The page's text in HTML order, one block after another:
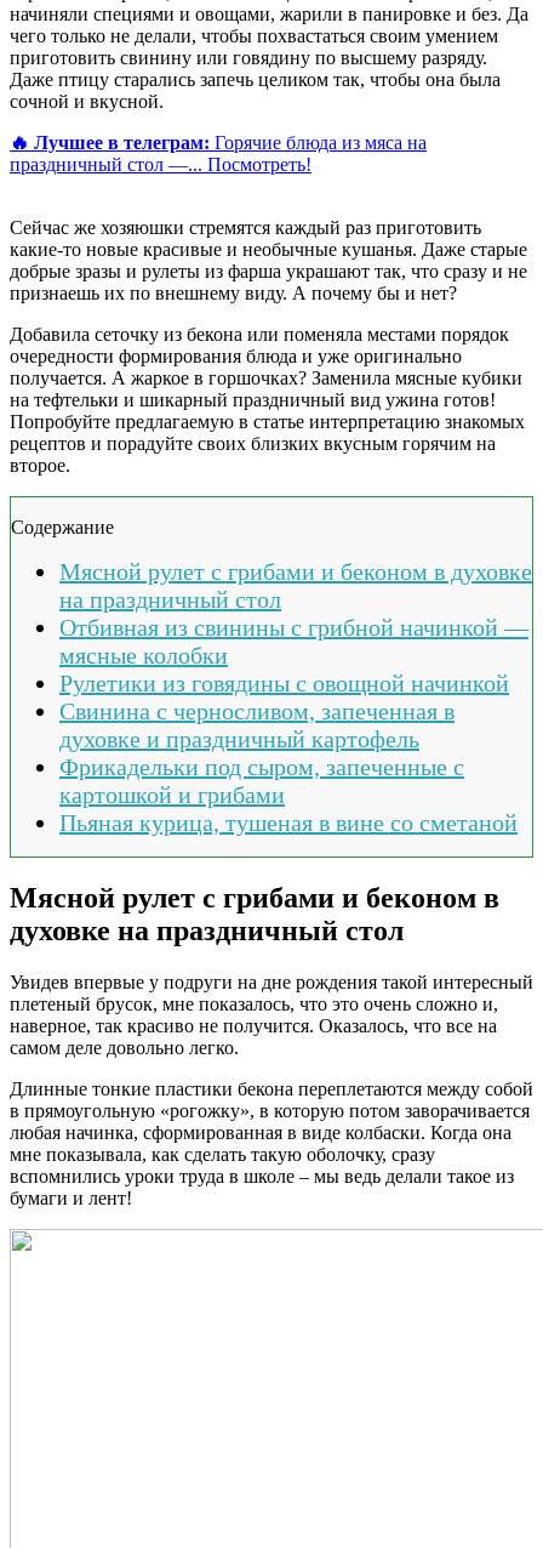
начиняли специями и овощами, жарили в панировке и без. Да
чего только не делали, чтобы похвастаться своим умением
приготовить свинину или говядину по высшему разряду.
Даже птицу старались запечь целиком так, чтобы она была
сочной и вкусной.
🔥 Лучшее в телеграм: Горячие блюда из мяса на
праздничный стол —... Посмотреть!
Сейчас же хозяюшки стремятся каждый раз приготовить
какие-то новые красивые и необычные кушанья. Даже старые
добрые зразы и рулеты из фарша украшают так, что сразу и не
признаешь их по внешнему виду. А почему бы и нет?
Добавила сеточку из бекона или поменяла местами порядок
очередности формирования блюда и уже оригинально
получается. А жаркое в горшочках? Заменила мясные кубики
на тефтельки и шикарный праздничный вид ужина готов!
Попробуйте предлагаемую в статье интерпретацию знакомых
рецептов и порадуйте своих близких вкусным горячим на
второе.
Содержание
Мясной рулет с грибами и беконом в духовке
на праздничный стол
Отбивная из свинины с грибной начинкой —
мясные колобки
Рулетики из говядины с овощной начинкой
Свинина с черносливом, запеченная в
духовке и праздничный картофель
Фрикадельки под сыром, запеченные с
картошкой и грибами
Пьяная курица, тушеная в вине со сметаной
Мясной рулет с грибами и беконом в
духовке на праздничный стол
Увидев впервые у подруги на дне рождения такой интересный
плетеный брусок, мне показалось, что это очень сложно и,
наверное, так красиво не получится. Оказалось, что все на
самом деле довольно легко.
Длинные тонкие пластики бекона переплетаются между собой
в прямоугольную «рогожку», в которую потом заворачивается
любая начинка, сформированная в виде колбаски. Когда она
мне показывала, как сделать такую оболочку, сразу
вспомнились уроки труда в школе – мы ведь делали такое из
бумаги и лент!